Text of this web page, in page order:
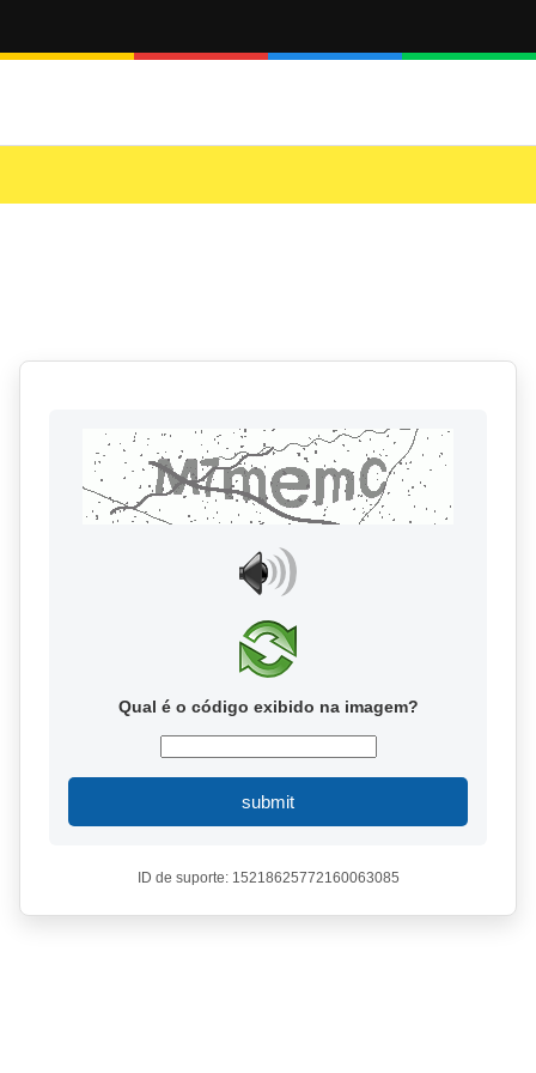
Qual é o código exibido na imagem?
submit
ID de suporte: 15218625772160063085